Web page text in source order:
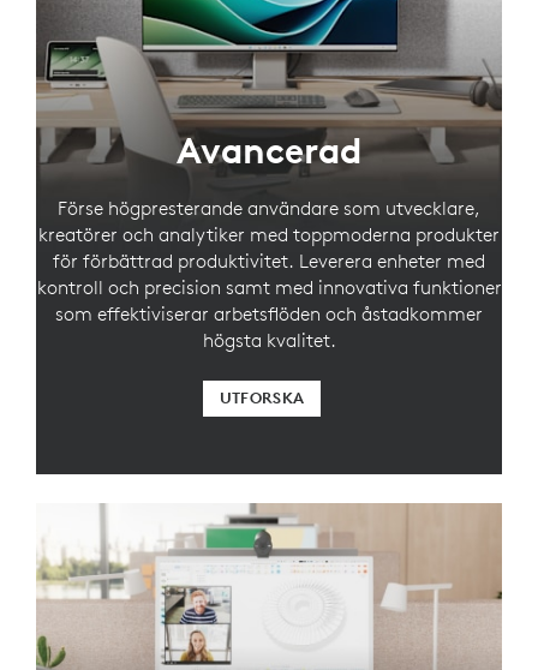
Avancerad
Förse högpresterande användare som utvecklare,
kreatörer och analytiker med toppmoderna produkter
för förbättrad produktivitet. Leverera enheter med
kontroll och precision samt med innovativa funktioner
som effektiviserar arbetsflöden och åstadkommer
högsta kvalitet.
UTFORSKA